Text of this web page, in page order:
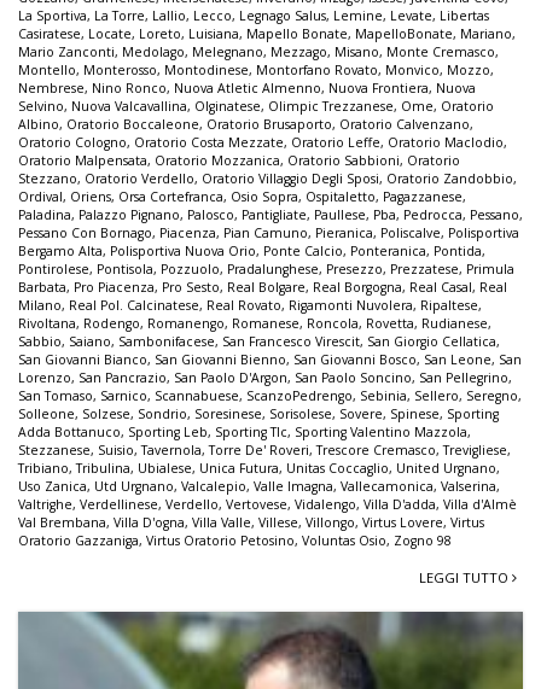
La Sportiva, La Torre, Lallio, Lecco, Legnago Salus, Lemine, Levate, Libertas
Casiratese, Locate, Loreto, Luisiana, Mapello Bonate, MapelloBonate, Mariano,
Mario Zanconti, Medolago, Melegnano, Mezzago, Misano, Monte Cremasco,
Montello, Monterosso, Montodinese, Montorfano Rovato, Monvico, Mozzo,
Nembrese, Nino Ronco, Nuova Atletic Almenno, Nuova Frontiera, Nuova
Selvino, Nuova Valcavallina, Olginatese, Olimpic Trezzanese, Ome, Oratorio
Albino, Oratorio Boccaleone, Oratorio Brusaporto, Oratorio Calvenzano,
Oratorio Cologno, Oratorio Costa Mezzate, Oratorio Leffe, Oratorio Maclodio,
Oratorio Malpensata, Oratorio Mozzanica, Oratorio Sabbioni, Oratorio
Stezzano, Oratorio Verdello, Oratorio Villaggio Degli Sposi, Oratorio Zandobbio,
Ordival, Oriens, Orsa Cortefranca, Osio Sopra, Ospitaletto, Pagazzanese,
Paladina, Palazzo Pignano, Palosco, Pantigliate, Paullese, Pba, Pedrocca, Pessano,
Pessano Con Bornago, Piacenza, Pian Camuno, Pieranica, Poliscalve, Polisportiva
Bergamo Alta, Polisportiva Nuova Orio, Ponte Calcio, Ponteranica, Pontida,
Pontirolese, Pontisola, Pozzuolo, Pradalunghese, Presezzo, Prezzatese, Primula
Barbata, Pro Piacenza, Pro Sesto, Real Bolgare, Real Borgogna, Real Casal, Real
Milano, Real Pol. Calcinatese, Real Rovato, Rigamonti Nuvolera, Ripaltese,
Rivoltana, Rodengo, Romanengo, Romanese, Roncola, Rovetta, Rudianese,
Sabbio, Saiano, Sambonifacese, San Francesco Virescit, San Giorgio Cellatica,
San Giovanni Bianco, San Giovanni Bienno, San Giovanni Bosco, San Leone, San
Lorenzo, San Pancrazio, San Paolo D'Argon, San Paolo Soncino, San Pellegrino,
San Tomaso, Sarnico, Scannabuese, ScanzoPedrengo, Sebinia, Sellero, Seregno,
Solleone, Solzese, Sondrio, Soresinese, Sorisolese, Sovere, Spinese, Sporting
Adda Bottanuco, Sporting Leb, Sporting Tlc, Sporting Valentino Mazzola,
Stezzanese, Suisio,Tavernola,Torre De' Roveri,Trescore Cremasco,Trevigliese,
Tribiano,Tribulina, Ubialese, Unica Futura, Unitas Coccaglio, United Urgnano,
Uso Zanica, Utd Urgnano, Valcalepio, Valle Imagna, Vallecamonica, Valserina,
Valtrighe, Verdellinese, Verdello, Vertovese, Vidalengo, Villa D'adda, Villa d'Almè
Val Brembana, Villa D'ogna, Villa Valle, Villese, Villongo, Virtus Lovere, Virtus
Oratorio Gazzaniga, Virtus Oratorio Petosino, Voluntas Osio, Zogno 98
LEGGI TUTTO